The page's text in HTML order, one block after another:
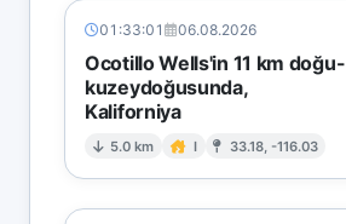
01:33:01 06.08.2026
Ocotillo Wells'in 11 km doğu-
kuzeydoğusunda,
Kaliforniya
5.0 km I 33.18, -116.03